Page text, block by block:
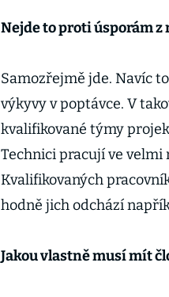
Nejde to proti úsporám z
Samozřejmě jde. Navíc
výkyvy v poptávce. V
kvalifikované týmy
Technici pracují ve velmi
Kvalifikovaných
hodně jich odchází
Jakou vlastně musí mít